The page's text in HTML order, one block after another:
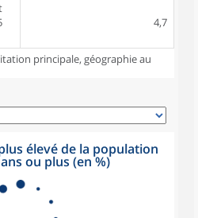
4,7
principale, géographie au
élevé de la population
ou plus (en %)